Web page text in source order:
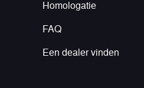
Homologatie
FAQ
Een dealer vinden